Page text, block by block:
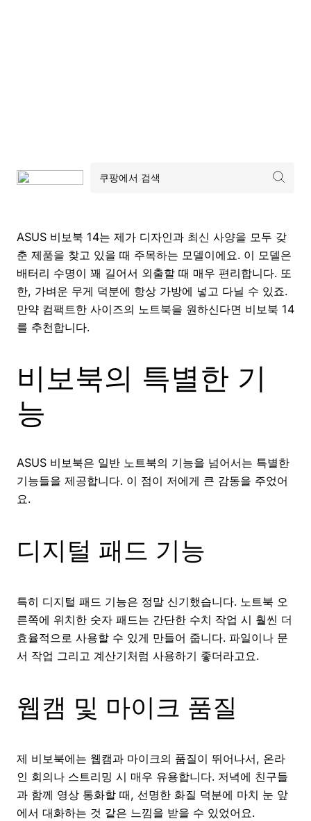
ASUS 비보북 14는 제가 디자인과 최신 사양을 모두 갖
춘 제품을 찾고 있을 때 주목하는 모델이에요. 이 모델은
배터리 수명이 꽤 길어서 외출할 때 매우 편리합니다. 또
한, 가벼운 무게 덕분에 항상 가방에 넣고 다닐 수 있죠.
만약 컴팩트한 사이즈의 노트북을 원하신다면 비보북 14
를 추천합니다.
비보북의 특별한 기
능
ASUS 비보북은 일반 노트북의 기능을 넘어서는 특별한
기능들을 제공합니다. 이 점이 저에게 큰 감동을 주었어
요.
디지털 패드 기능
특히 디지털 패드 기능은 정말 신기했습니다. 노트북 오
른쪽에 위치한 숫자 패드는 간단한 수치 작업 시 훨씬 더
효율적으로 사용할 수 있게 만들어 줍니다. 파일이나 문
서 작업 그리고 계산기처럼 사용하기 좋더라고요.
웹캠 및 마이크 품질
제 비보북에는 웹캠과 마이크의 품질이 뛰어나서, 온라
인 회의나 스트리밍 시 매우 유용합니다. 저녁에 친구들
과 함께 영상 통화할 때, 선명한 화질 덕분에 마치 눈 앞
에서 대화하는 것 같은 느낌을 받을 수 있었어요.